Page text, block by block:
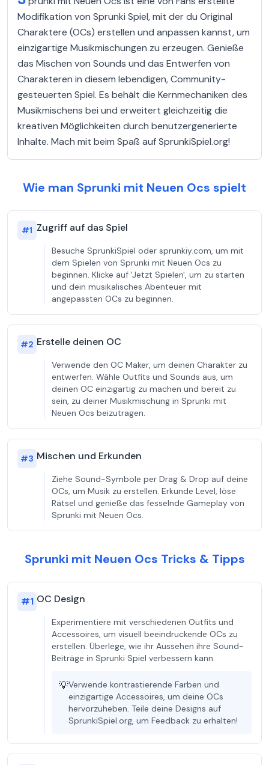
Modifikation von Sprunki Spiel, mit der du Original
Charaktere (OCs) erstellen und anpassen kannst, um
einzigartige Musikmischungen zu erzeugen. Genieße
das Mischen von Sounds und das Entwerfen von
Charakteren in diesem lebendigen, Community-
gesteuerten Spiel. Es behält die Kernmechaniken des
Musikmischens bei und erweitert gleichzeitig die
kreativen Möglichkeiten durch benutzergenerierte
Inhalte. Mach mit beim Spaß auf SprunkiSpiel.org!
Wie man Sprunki mit Neuen Ocs spielt
#1 Zugriff auf das Spiel
Besuche SprunkiSpiel oder sprunkiy.com, um mit
dem Spielen von Sprunki mit Neuen Ocs zu
beginnen. Klicke auf 'Jetzt Spielen', um zu starten
und dein musikalisches Abenteuer mit
angepassten OCs zu beginnen.
#2 Erstelle deinen OC
Verwende den OC Maker, um deinen Charakter zu
entwerfen. Wähle Outfits und Sounds aus, um
deinen OC einzigartig zu machen und bereit zu
sein, zu deiner Musikmischung in Sprunki mit
Neuen Ocs beizutragen.
#3 Mischen und Erkunden
Ziehe Sound-Symbole per Drag & Drop auf deine
OCs, um Musik zu erstellen. Erkunde Level, löse
Rätsel und genieße das fesselnde Gameplay von
Sprunki mit Neuen Ocs.
Sprunki mit Neuen Ocs Tricks & Tipps
#1 OC Design
Experimentiere mit verschiedenen Outfits und
Accessoires, um visuell beeindruckende OCs zu
erstellen. Überlege, wie ihr Aussehen ihre Sound-
Beiträge in Sprunki Spiel verbessern kann.
💡Verwende kontrastierende Farben und
einzigartige Accessoires, um deine OCs
hervorzuheben. Teile deine Designs auf
SprunkiSpiel.org, um Feedback zu erhalten!